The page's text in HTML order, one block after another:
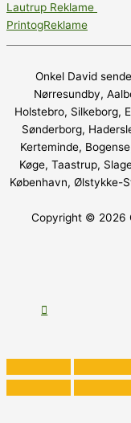
Lautrup Reklame
PrintogReklame
Onkel David
Nørresundby,
Holstebro, Silkeborg,
Sønderborg,
Kerteminde,
Køge, Taastrup,
København, Ølstykke-
Copyright © 2026